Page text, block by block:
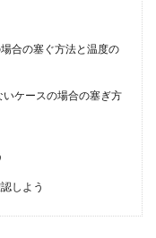
漏れ！水漏れの原因
なことが原因で水漏れを
合の塞ぐ方法と温度の
ケースの場合の塞ぎ方
しよう